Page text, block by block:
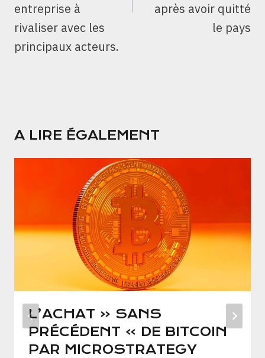
entreprise à
rivaliser avec les
principaux acteurs.
après avoir quitté
le pays
A LIRE ÉGALEMENT
L’ACHAT « SANS
PRÉCÉDENT » DE BITCOIN
PAR MICROSTRATEGY